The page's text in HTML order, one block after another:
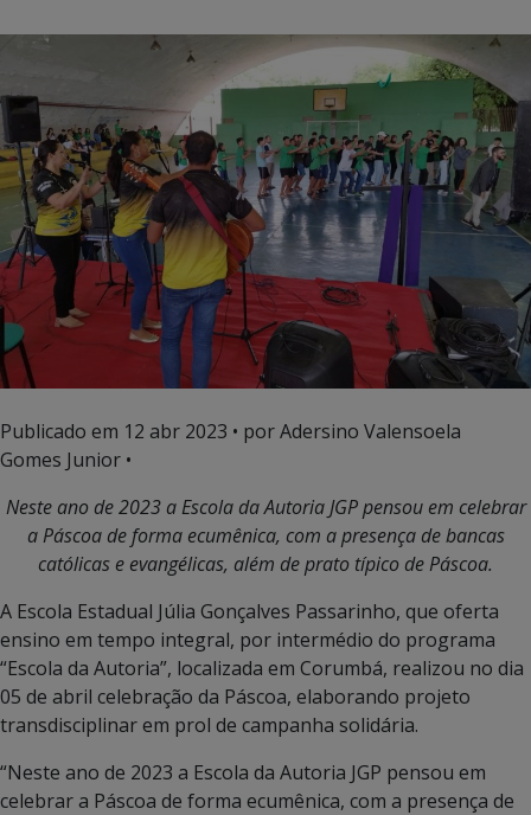
Publicado em 12 abr 2023 • por Adersino Valensoela
Gomes Junior •
Neste ano de 2023 a Escola da Autoria JGP pensou em celebrar
a Páscoa de forma ecumênica, com a presença de bancas
católicas e evangélicas, além de prato típico de Páscoa.
A Escola Estadual Júlia Gonçalves Passarinho, que oferta
ensino em tempo integral, por intermédio do programa
“Escola da Autoria”, localizada em Corumbá, realizou no dia
05 de abril celebração da Páscoa, elaborando projeto
transdisciplinar em prol de campanha solidária.
“Neste ano de 2023 a Escola da Autoria JGP pensou em
celebrar a Páscoa de forma ecumênica, com a presença de